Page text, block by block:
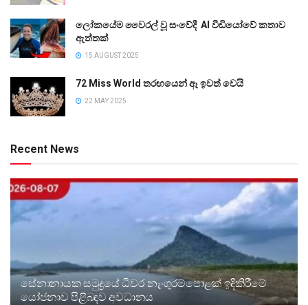
ලෝකයේම වෛරල් වූ සංවේදී AI වීඩියෝවේ කතාව
ඇත්තක්
15 AUGUST 2025
72 Miss World තරඟයෙන් ඈ ඉවත් වෙයි
22 MAY 2025
Recent News
සේනානායක සමුද්‍රයේ ධීවර නැංගුරම්පොළක් ඉදිකිරීමේ
යෝජනාව පිළිබඳව අවධානය